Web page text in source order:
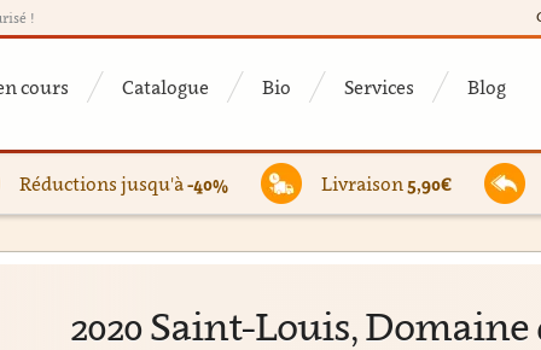
!
cours Catalogue Bio Services Blog
Réductions jusqu'à-40% Livraison 5,90€
2020 Saint-Louis, Domaine